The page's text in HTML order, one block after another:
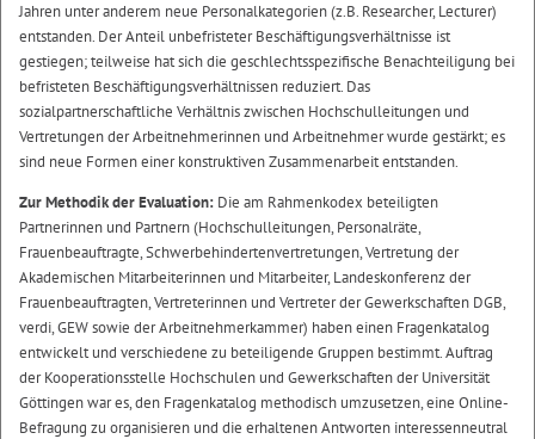
Jahren unter anderem neue Personalkategorien (z.B. Researcher, Lecturer)
entstanden. Der Anteil unbefristeter Beschäftigungsverhältnisse ist
gestiegen; teilweise hat sich die geschlechtsspezifische Benachteiligung bei
befristeten Beschäftigungsverhältnissen reduziert. Das
sozialpartnerschaftliche Verhältnis zwischen Hochschulleitungen und
Vertretungen der Arbeitnehmerinnen und Arbeitnehmer wurde gestärkt; es
sind neue Formen einer konstruktiven Zusammenarbeit entstanden.
Zur Methodik der Evaluation: Die am Rahmenkodex beteiligten
Partnerinnen und Partnern (Hochschulleitungen, Personalräte,
Frauenbeauftragte, Schwerbehindertenvertretungen, Vertretung der
Akademischen Mitarbeiterinnen und Mitarbeiter, Landeskonferenz der
Frauenbeauftragten, Vertreterinnen und Vertreter der Gewerkschaften DGB,
verdi, GEW sowie der Arbeitnehmerkammer) haben einen Fragenkatalog
entwickelt und verschiedene zu beteiligende Gruppen bestimmt. Auftrag
der Kooperationsstelle Hochschulen und Gewerkschaften der Universität
Göttingen war es, den Fragenkatalog methodisch umzusetzen, eine Online-
Befragung zu organisieren und die erhaltenen Antworten interessenneutral